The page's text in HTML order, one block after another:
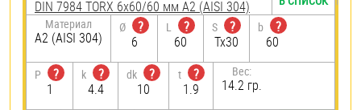
DIN 7984 TORX 6х60/60 мм А2 (AISI 304)
Материал
А2 (AISI 304)
Ø
?
6
L
?
60
S
?
Tx30
b
?
60
P
?
1
k
?
4.4
dk
?
10
t
?
1.9
Вес:
14.2 гр.